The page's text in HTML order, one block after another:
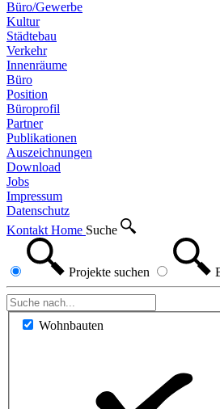
Büro/Gewerbe
Kultur
Städtebau
Verkehr
Innenräume
Büro
Position
Büroprofil
Partner
Publikationen
Auszeichnungen
Download
Jobs
Impressum
Datenschutz
Kontakt Home Suche
Projekte suchen
Wohnbauten